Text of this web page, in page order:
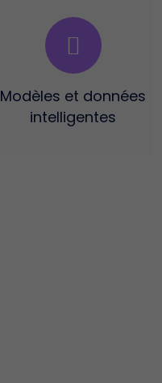
Modèles et données
intelligentes